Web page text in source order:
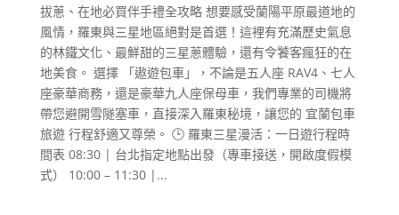
拔蔥、在地必買伴手禮全攻略 想要感受蘭陽平原最道地的
風情，羅東與三星地區絕對是首選！這裡有充滿歷史氣息
的林鐵文化、最鮮甜的三星蔥體驗，還有令饕客瘋狂的在
地美食。 選擇 「遨遊包車」，不論是五人座 RAV4、七人
座豪華商務，還是豪華九人座保母車，我們專業的司機將
帶您避開雪隧塞車，直接深入羅東秘境，讓您的 宜蘭包車
旅遊 行程舒適又尊榮。 🕒 羅東三星漫活：一日遊行程時
間表 08:30 | 台北指定地點出發（專車接送，開啟度假模
式） 10:00 – 11:30 |...